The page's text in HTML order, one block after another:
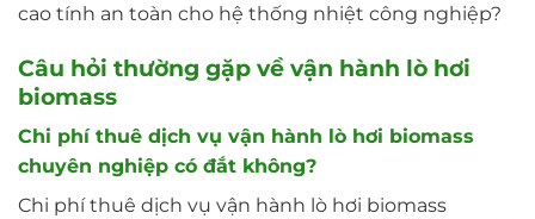
cao tính an toàn cho hệ thống nhiệt công nghiệp?
Câu hỏi thường gặp về vận hành lò hơi
biomass
Chi phí thuê dịch vụ vận hành lò hơi biomass
chuyên nghiệp có đắt không?
Chi phí thuê dịch vụ vận hành lò hơi biomass